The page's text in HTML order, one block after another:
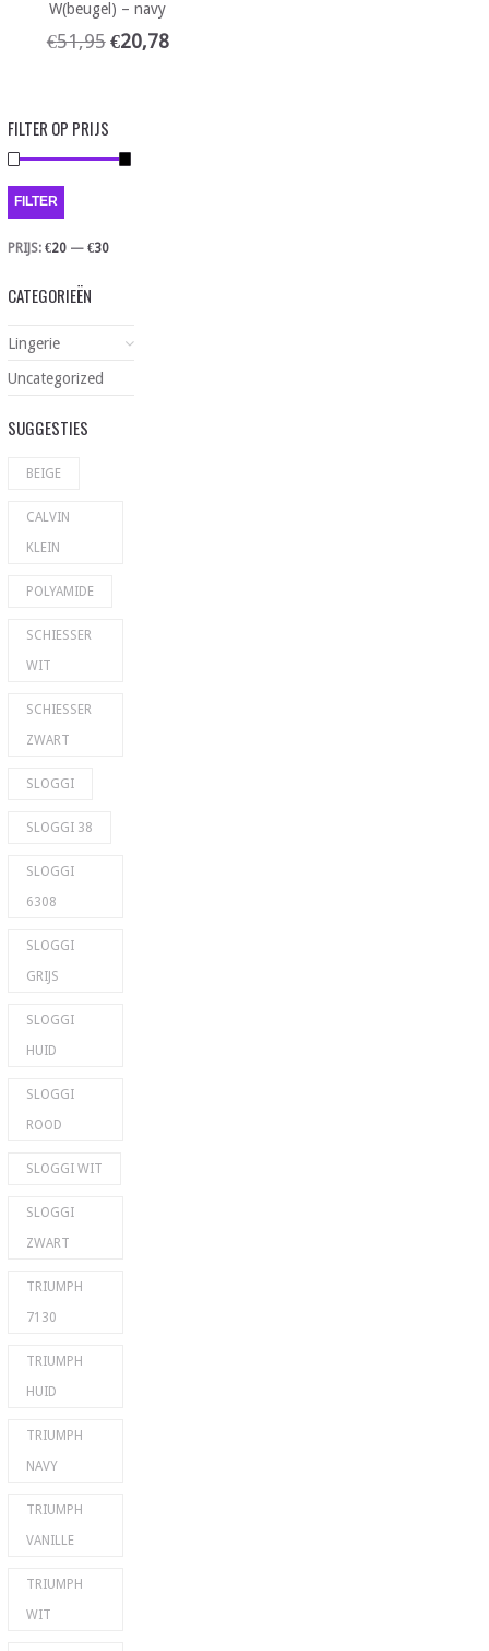
W(beugel) – navy
€51,95 €20,78
FILTER OP PRIJS
FILTER
PRIJS: €20— €30
CATEGORIEËN
Lingerie
Uncategorized
SUGGESTIES
BEIGE
CALVIN
KLEIN
POLYAMIDE
SCHIESSER
WIT
SCHIESSER
ZWART
SLOGGI
SLOGGI 38
SLOGGI
6308
SLOGGI
GRIJS
SLOGGI
HUID
SLOGGI
ROOD
SLOGGI WIT
SLOGGI
ZWART
TRIUMPH
7130
TRIUMPH
HUID
TRIUMPH
NAVY
TRIUMPH
VANILLE
TRIUMPH
WIT